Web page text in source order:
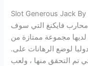
Slot Generous Jack
فايكنغ التي سوف
888 أونتاريو لديها مجموعة ممتازة من
لوضع الرهانات على.
تم التحقق منها ، ولعب